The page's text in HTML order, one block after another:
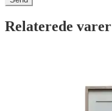
Relaterede varer